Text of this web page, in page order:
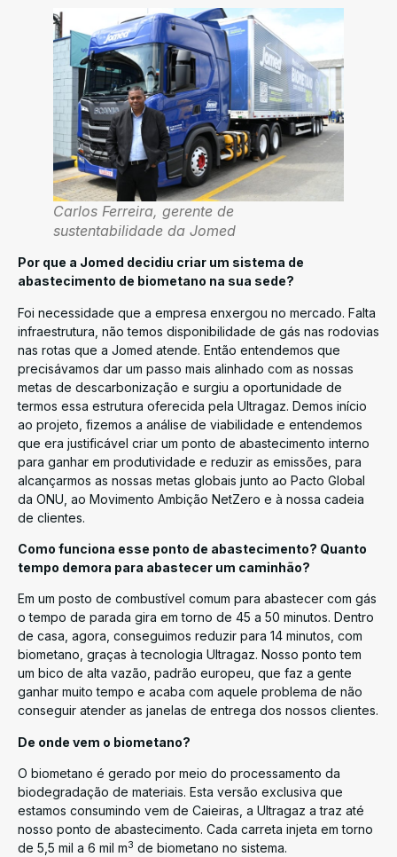
Carlos Ferreira, gerente de
sustentabilidade da Jomed
Por que a Jomed decidiu criar um sistema de
abastecimento de biometano na sua sede?
Foi necessidade que a empresa enxergou no mercado. Falta
infraestrutura, não temos disponibilidade de gás nas rodovias
nas rotas que a Jomed atende. Então entendemos que
precisávamos dar um passo mais alinhado com as nossas
metas de descarbonização e surgiu a oportunidade de
termos essa estrutura oferecida pela Ultragaz. Demos início
ao projeto, fizemos a análise de viabilidade e entendemos
que era justificável criar um ponto de abastecimento interno
para ganhar em produtividade e reduzir as emissões, para
alcançarmos as nossas metas globais junto ao Pacto Global
da ONU, ao Movimento Ambição NetZero e à nossa cadeia
de clientes.
Como funciona esse ponto de abastecimento? Quanto
tempo demora para abastecer um caminhão?
Em um posto de combustível comum para abastecer com gás
o tempo de parada gira em torno de 45 a 50 minutos. Dentro
de casa, agora, conseguimos reduzir para 14 minutos, com
biometano, graças à tecnologia Ultragaz. Nosso ponto tem
um bico de alta vazão, padrão europeu, que faz a gente
ganhar muito tempo e acaba com aquele problema de não
conseguir atender as janelas de entrega dos nossos clientes.
De onde vem o biometano?
O biometano é gerado por meio do processamento da
biodegradação de materiais. Esta versão exclusiva que
estamos consumindo vem de Caieiras, a Ultragaz a traz até
nosso ponto de abastecimento. Cada carreta injeta em torno
de 5,5 mil a 6 mil m3 de biometano no sistema.